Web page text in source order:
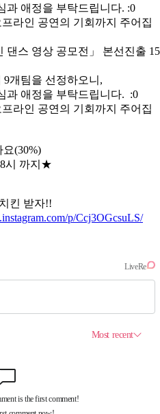
과 애정을 부탁드립니다. :0
라인 공연의 기회까지 주어집
댄스 영상 공모전」 본선진출 15
개팀을 선정하오니,
과 애정을 부탁드립니다. :0
라인 공연의 기회까지 주어집
(30%)
시 까지★
킨 받자!!
p/Ccj3OGcsuLS/